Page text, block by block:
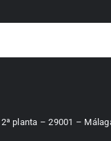
planta – 29001 –